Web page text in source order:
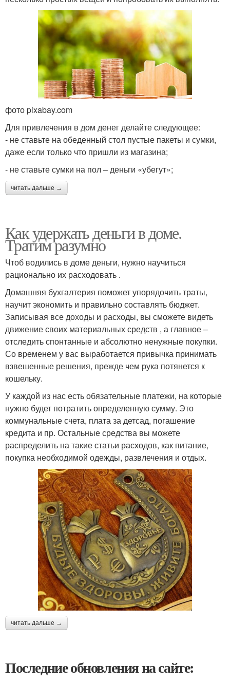
фото pixabay.com
Для привлечения в дом денег делайте следующее:
- не ставьте на обеденный стол пустые пакеты и сумки,
даже если только что пришли из магазина;
- не ставьте сумки на пол – деньги «убегут»;
читать дальше →
Как удержать деньги в доме.
Тратим разумно
Чтоб водились в доме деньги, нужно научиться
рационально их расходовать .
Домашняя бухгалтерия поможет упорядочить траты,
научит экономить и правильно составлять бюджет.
Записывая все доходы и расходы, вы сможете видеть
движение своих материальных средств , а главное –
отследить спонтанные и абсолютно ненужные покупки.
Со временем у вас выработается привычка принимать
взвешенные решения, прежде чем рука потянется к
кошельку.
У каждой из нас есть обязательные платежи, на которые
нужно будет потратить определенную сумму. Это
коммунальные счета, плата за детсад, погашение
кредита и пр. Остальные средства вы можете
распределить на такие статьи расходов, как питание,
покупка необходимой одежды, развлечения и отдых.
читать дальше →
Последние обновления на сайте: